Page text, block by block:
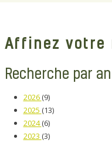
Affinez votre
Recherche par
2026 (9)
2025 (13)
2024(6)
2023 (3)